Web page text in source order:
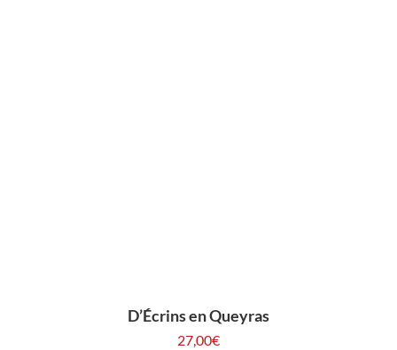
D’Écrins en Queyras
27,00€